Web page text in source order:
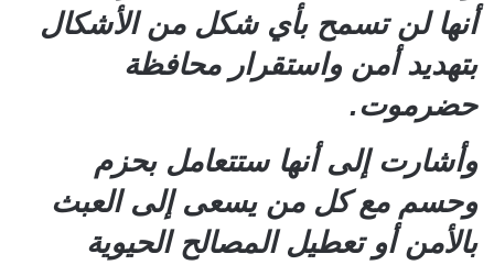
أنها لن تسمح بأي شكل من الأشكال
بتهديد أمن واستقرار محافظة
حضرموت.
وأشارت إلى أنها ستتعامل بحزم
وحسم مع كل من يسعى إلى العبث
بالأمن أو تعطيل المصالح الحيوية